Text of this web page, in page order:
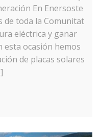
En Enersoste
de toda la Comunitat
eléctrica y ganar
esta ocasión hemos
de placas solares